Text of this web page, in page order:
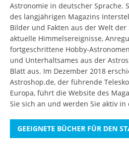
Astronomie in deutscher Sprache.
des langjährigen Magazins
Bilder und Fakten aus der Welt
aktuelle Himmelsereignisse,
fortgeschrittene Hobby-
und Unterhaltsames aus der
Blatt aus. Im Dezember 2018
Astroshop.de, der führende
Europa, führt die Website des
Sie sich an und werden Sie aktiv in
GEEIGNETE BÜCHER FÜR DEN